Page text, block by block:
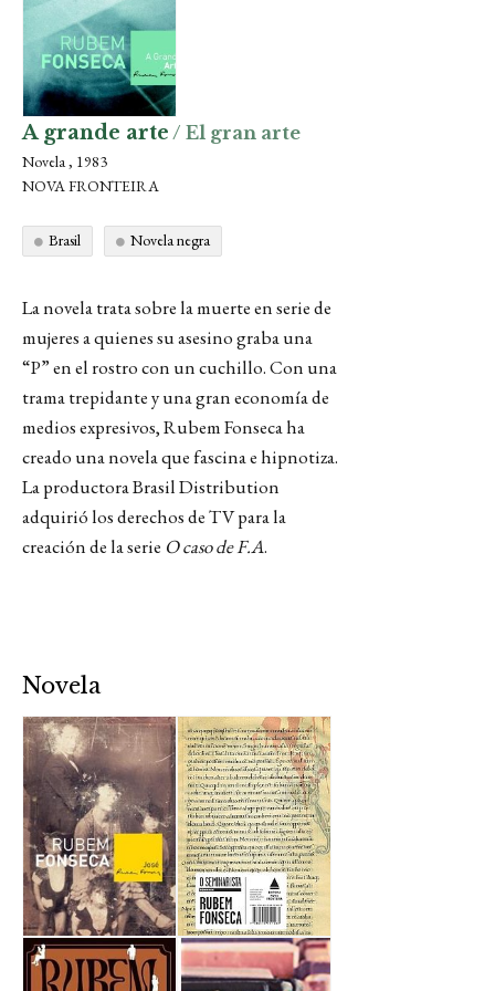
A grande arte / El gran arte
Novela , 1983
NOVA FRONTEIRA
Brasil Novela negra
La novela trata sobre la muerte en serie de
mujeres a quienes su asesino graba una
“P” en el rostro con un cuchillo. Con una
trama trepidante y una gran economía de
medios expresivos, Rubem Fonseca ha
creado una novela que fascina e hipnotiza.
La productora Brasil Distribution
adquirió los derechos de TV para la
creación de la serie O caso de F.A.
Novela